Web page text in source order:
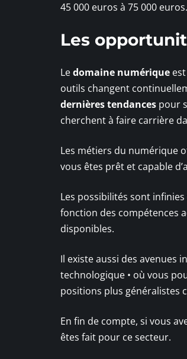
45 000 euros à 75 000
Les
Ledomaine numérique
outils changent
dernières tendances pour
cherchent à faire carrière
Les métiers du numérique
vous êtes prêt et capable
Les possibilités sont infinies
fonction des compétences
disponibles.
Il existe aussi des avenues
technologique • où vous
positions plus généralistes
En fin de compte, si vous
êtes fait pour ce secteur.